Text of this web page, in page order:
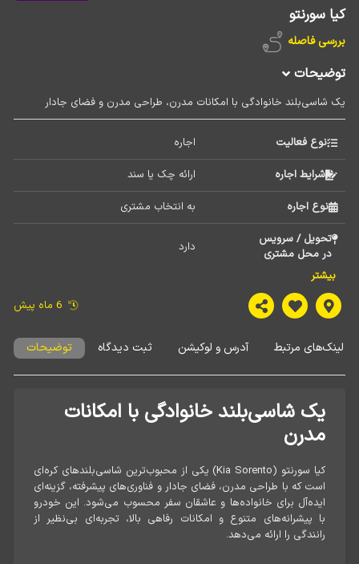
کیا سورنتو
بررسی فاصله
توضیحات
یک شاسی‌بلند خانوادگی با امکانات مدرن، طراحی مدرن و فضای جادار
نوع فعالیت
اجاره
شرایط اجاره
ارائه چک یا سند
نوع اجاره
به انتخاب مشتری
تحویل / سرویس
در محل مشتری
دارد
نوع وسیله
نقلیه
خودرو
سورنتو
مدل خودرو
تعداد سرنشین
4
نوع سوخت
بیشتر
6 ماه پیش
توضیحات ثبت دیدگاه آدرس و لوکیشن لینک‌های مرتبط
یک شاسی‌بلند خانوادگی با امکانات
مدرن
کیا سورنتو (Kia Sorento) یکی از محبوب‌ترین شاسی‌بلندهای کره‌ای
است که با طراحی مدرن، فضای جادار و فناوری‌های پیشرفته، گزینه‌ای
ایده‌آل برای خانواده‌ها و عاشقان سفر محسوب می‌شود. این خودرو
با پیشرانه‌های متنوع و امکانات رفاهی بالا، تجربه‌ای بی‌نظیر از
رانندگی را ارائه می‌دهد.